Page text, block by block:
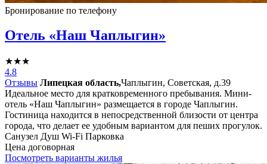
Бронирование по телефону
Отель «Наш Чаплыгин»
★★★
4.8
Отзывы Липецкая область,Чаплыгин, Советская, д.39
Идеальное место для кратковременного пребывания. Мини-
отель «Наш Чаплыгин» размещается в городе Чаплыгин.
Гостиница находится в непосредственной близости от центра
города, что делает ее удобным вариантом для пеших прогулок.
Санузел Душ Wi-Fi Парковка
Цена договорная
Посмотреть варианты жилья